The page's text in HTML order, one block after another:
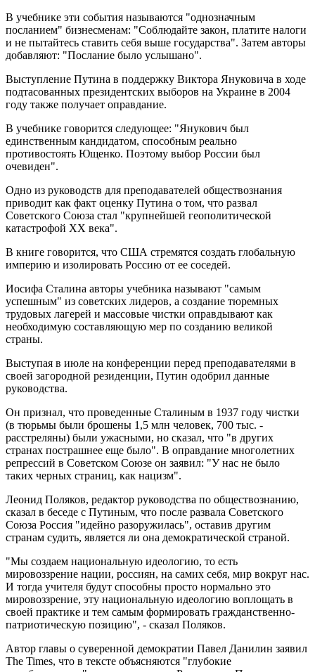
В учебнике эти события называются "однозначным
посланием" бизнесменам: "Соблюдайте закон, платите налоги
и не пытайтесь ставить себя выше государства". Затем авторы
добавляют: "Послание было услышано".
Выступление Путина в поддержку Виктора Януковича в ходе
подтасованных президентских выборов на Украине в 2004
году также получает оправдание.
В учебнике говорится следующее: "Янукович был
единственным кандидатом, способным реально
противостоять Ющенко. Поэтому выбор России был
очевиден".
Одно из руководств для преподавателей обществознания
приводит как факт оценку Путина о том, что развал
Советского Союза стал "крупнейшей геополитической
катастрофой XX века".
В книге говорится, что США стремятся создать глобальную
империю и изолировать Россию от ее соседей.
Иосифа Сталина авторы учебника называют "самым
успешным" из советских лидеров, а создание тюремных
трудовых лагерей и массовые чистки оправдывают как
необходимую составляющую мер по созданию великой
страны.
Выступая в июле на конференции перед преподавателями в
своей загородной резиденции, Путин одобрил данные
руководства.
Он признал, что проведенные Сталиным в 1937 году чистки
(в тюрьмы были брошены 1,5 млн человек, 700 тыс. -
расстреляны) были ужасными, но сказал, что "в других
странах пострашнее еще было". В оправдание многолетних
репрессий в Советском Союзе он заявил: "У нас не было
таких черных страниц, как нацизм".
Леонид Поляков, редактор руководства по обществознанию,
сказал в беседе с Путиным, что после развала Советского
Союза Россия "идейно разоружилась", оставив другим
странам судить, является ли она демократической страной.
"Мы создаем национальную идеологию, то есть
мировоззрение нации, россиян, на самих себя, мир вокруг нас.
И тогда учителя будут способны просто нормально это
мировоззрение, эту национальную идеологию воплощать в
своей практике и тем самым формировать гражданственно-
патриотическую позицию", - сказал Поляков.
Автор главы о суверенной демократии Павел Данилин заявил
The Times, что в тексте объясняются "глубокие